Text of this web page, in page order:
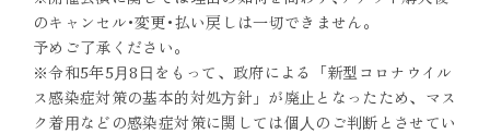
のキャンセル･変更･払い戻しは一切できません。
予めご了承ください。
※令和5年5⽉8⽇をもって、政府による「新型コロナウイル
ス感染症対策の基本的対処⽅針」が廃⽌となったため、マス
ク着⽤などの感染症対策に関しては個⼈のご判断とさせてい